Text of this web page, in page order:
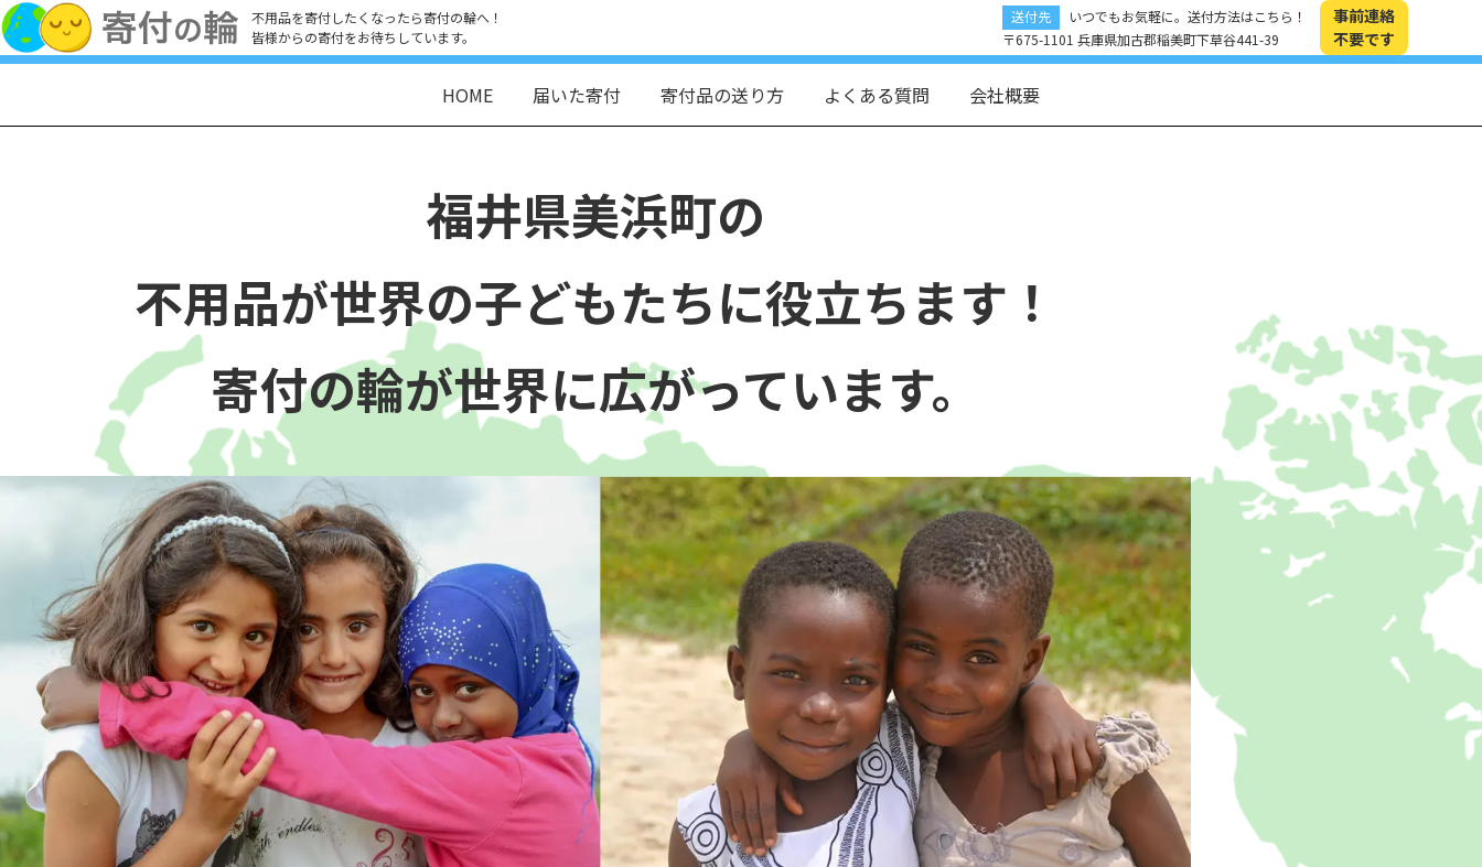
不用品を寄付したくなったら寄付の輪へ！
皆様からの寄付をお待ちしています。
送付先
いつでもお気軽に。送付方法はこちら！
〒675-1101 兵庫県加古郡稲美町下草谷441-39
事前連絡
不要です
HOME 届いた寄付 寄付品の送り方 よくある質問 会社概要
福井県美浜町の
不用品が世界の子どもたちに役立ちます！
寄付の輪が世界に広がっています。